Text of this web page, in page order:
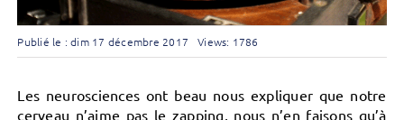
Publié le : dim 17 décembre 2017 Views: 1786
Les neurosciences ont beau nous expliquer que notre
cerveau n’aime pas le zapping, nous n’en faisons qu’à